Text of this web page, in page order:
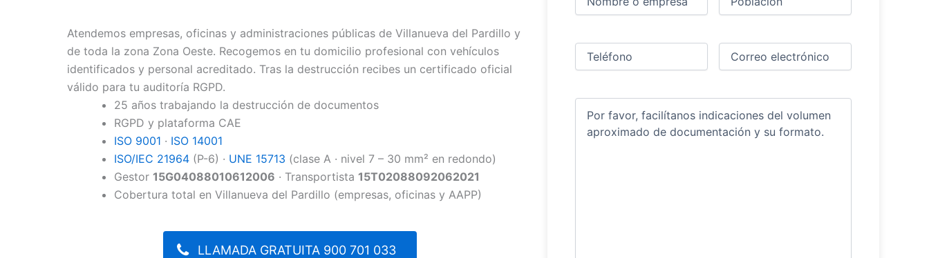
Atendemos empresas, oficinas y administraciones públicas de Villanueva del Pardillo y
de toda la zona Zona Oeste. Recogemos en tu domicilio profesional con vehículos
identificados y personal acreditado. Tras la destrucción recibes un certificado oficial
válido para tu auditoría RGPD.
25 años trabajando la destrucción de documentos
RGPD y plataforma CAE
ISO 9001 · ISO 14001
ISO/IEC 21964 (P-6) · UNE 15713 (clase A · nivel 7 – 30 mm² en redondo)
Gestor 15G04088010612006 · Transportista 15T02088092062021
Cobertura total en Villanueva del Pardillo (empresas, oficinas y AAPP)
LLAMADA GRATUITA 900 701 033
Teléfono
Correo
electrónico (Obligatorio)
Comentarios